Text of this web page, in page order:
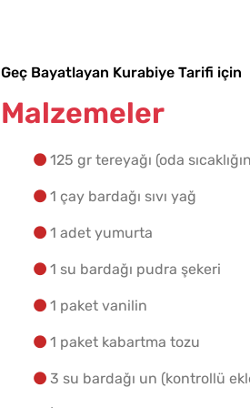
Geç Bayatlayan Kurabiye Tarifi için
Malzemeler
125 gr tereyağı (oda
1 çay bardağı sıvı yağ
1 adet yumurta
1 su bardağı pudra şekeri
1 paket vanilin
1 paket kabartma tozu
3 su bardağı un (kontrollü